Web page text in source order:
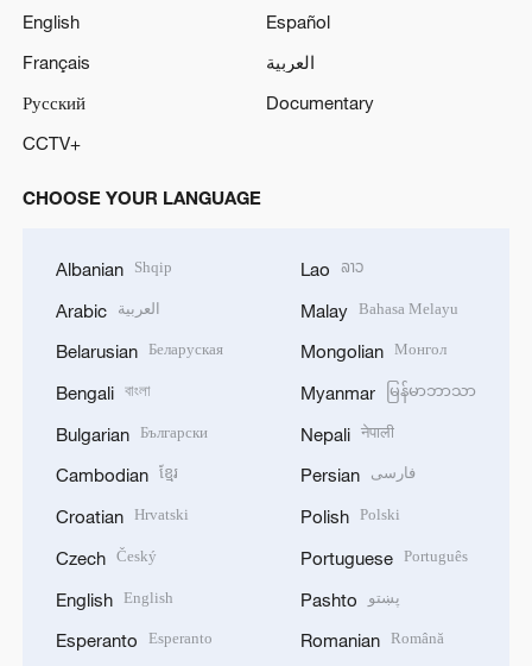
English
Español
Français
العربية
Русский
Documentary
CCTV+
CHOOSE YOUR LANGUAGE
Albanian Shqip
Arabic العربية
Belarusian Беларуская
Bengali বাংলা
Bulgarian Български
Cambodian ខ្មែរ
Croatian Hrvatski
Czech Český
English English
Esperanto Esperanto
Lao ລາວ
Malay Bahasa Melayu
Mongolian Монгол
Myanmar မြန်မာဘာသာ
Nepali नेपाली
Persian فارسی
Polish Polski
Portuguese Português
Pashto پښتو
Romanian Română